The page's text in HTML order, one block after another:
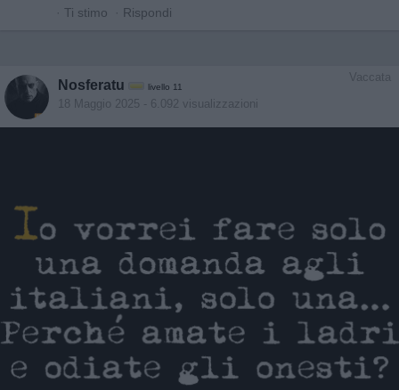
· Ti stimo · Rispondi
Vaccata
Nosferatu livello 11
18 Maggio 2025 - 6.092 visualizzazioni